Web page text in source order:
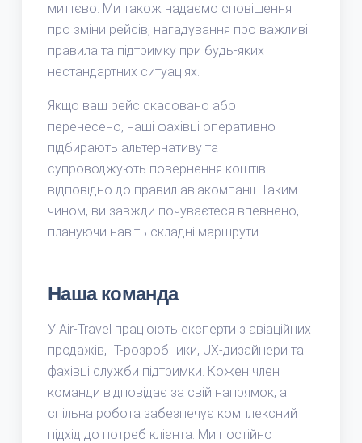
миттєво. Ми також надаємо сповіщення
про зміни рейсів, нагадування про важливі
правила та підтримку при будь-яких
нестандартних ситуаціях.
Якщо ваш рейс скасовано або
перенесено, наші фахівці оперативно
підбирають альтернативу та
супроводжують повернення коштів
відповідно до правил авіакомпанії. Таким
чином, ви завжди почуваєтеся впевнено,
плануючи навіть складні маршрути.
Наша команда
У Air-Travel працюють експерти з авіаційних
продажів, IT-розробники, UX-дизайнери та
фахівці служби підтримки. Кожен член
команди відповідає за свій напрямок, а
спільна робота забезпечує комплексний
підхід до потреб клієнта. Ми постійно